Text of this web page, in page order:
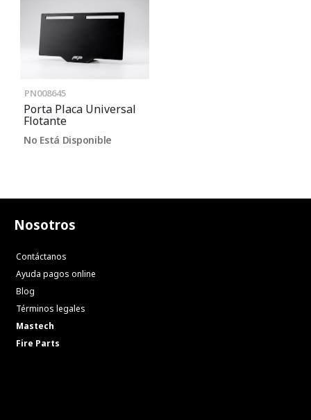
PN008645
Porta Placa Universal
Flotante
No Está Disponible
Nosotros
Contáctanos
Ayuda pagos online
Blog
Términos legales
Mastech
Fire Parts